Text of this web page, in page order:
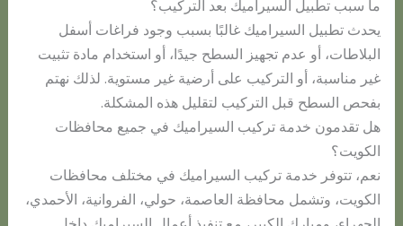
ما سبب تطبيل السيراميك بعد التركيب؟
يحدث تطبيل السيراميك غالبًا بسبب وجود فراغات أسفل
البلاطات، أو عدم تجهيز السطح جيدًا، أو استخدام مادة تثبيت
غير مناسبة، أو التركيب على أرضية غير مستوية. لذلك نهتم
بفحص السطح قبل التركيب لتقليل هذه المشكلة.
هل تقدمون خدمة تركيب السيراميك في جميع محافظات
الكويت؟
نعم، تتوفر خدمة تركيب السيراميك في مختلف محافظات
الكويت، وتشمل محافظة العاصمة، حولي، الفروانية، الأحمدي،